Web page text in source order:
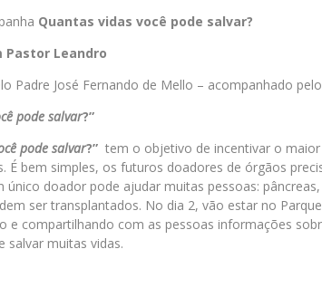
Quantas vidas você pode salvar?
Pastor Leandro
Padre José Fernando de Mello – acompanhado pelo
pode salvar?”
pode salvar?” tem o objetivo de incentivar o
É bem simples, os futuros doadores de órgãos
doador pode ajudar muitas pessoas:
ser transplantados. No dia 2, vão estar no
e compartilhando com as pessoas informações
salvar muitas vidas.